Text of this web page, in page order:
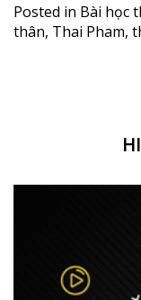
Posted in Bài học
thân, Thai Pham,